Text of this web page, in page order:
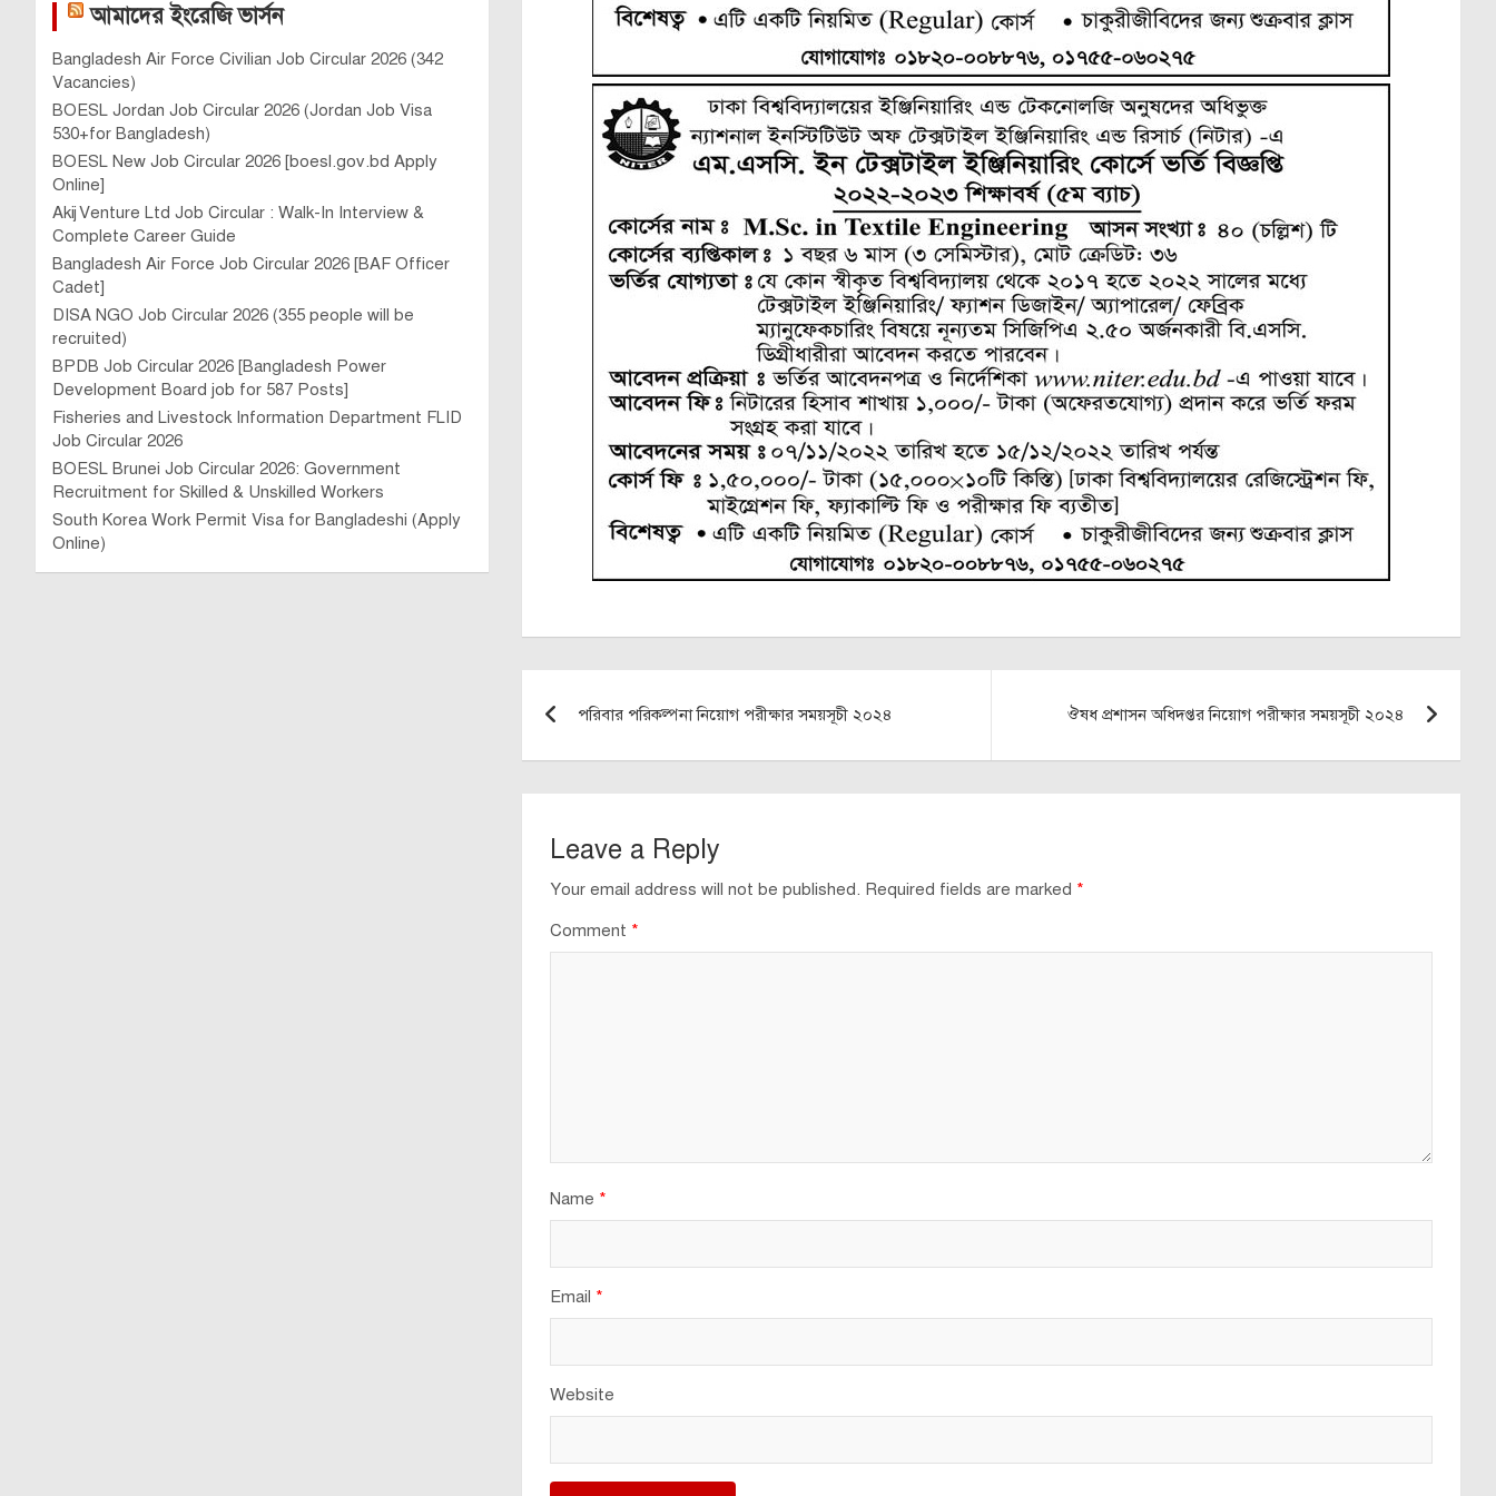
navigation
পরিবার পরিকল্পনা নিয়োগ পরীক্ষার সময়সূচী ২০২৪ ঔষধ প্রশাসন অধিদপ্তর নিয়োগ পরীক্ষার সময়সূচী ২০২৪
Leave a Reply
Your email address will not be published. Required fields are marked *
Comment *
Name *
Email *
Website
আমাদের ইংরেজি ভার্সন
Bangladesh Air Force Civilian Job Circular 2026 (342
Vacancies)
BOESL Jordan Job Circular 2026 (Jordan Job Visa
530+for Bangladesh)
BOESL New Job Circular 2026 [boesl.gov.bd Apply
Online]
Akij Venture Ltd Job Circular : Walk-In Interview &
Complete Career Guide
Bangladesh Air Force Job Circular 2026 [BAF Officer
Cadet]
DISA NGO Job Circular 2026 (355 people will be
recruited)
BPDB Job Circular 2026 [Bangladesh Power
Development Board job for 587 Posts]
Fisheries and Livestock Information Department FLID
Job Circular 2026
BOESL Brunei Job Circular 2026: Government
Recruitment for Skilled & Unskilled Workers
South Korea Work Permit Visa for Bangladeshi (Apply
Online)